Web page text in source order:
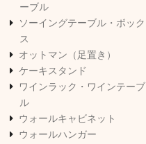
ーブル
ソーイングテーブル・ボック
ス
オットマン（足置き）
ケーキスタンド
ワインラック・ワインテーブ
ル
ウォールキャビネット
ウォールハンガー